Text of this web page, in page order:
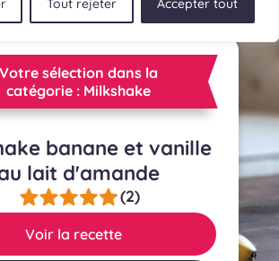
Tout rejeter Accepter tout
RECETTES
INGRÉDIENTS
LECTURES CULINAIRES
UNE RECETTE
BOUTIQUE
Votre sélection dans la
catégorie : Milkshake
banane et vanille
lait d'amande
(2)
Voir la recette